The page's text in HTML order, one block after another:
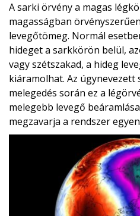
A sarki örvény a magas
magasságban
levegőtömeg. Normál
hideget a sarkkörön belül,
vagy szétszakad, a hideg
kiáramolhat. Az
melegedés során ez a
melegebb levegő
megzavarja a rendszer